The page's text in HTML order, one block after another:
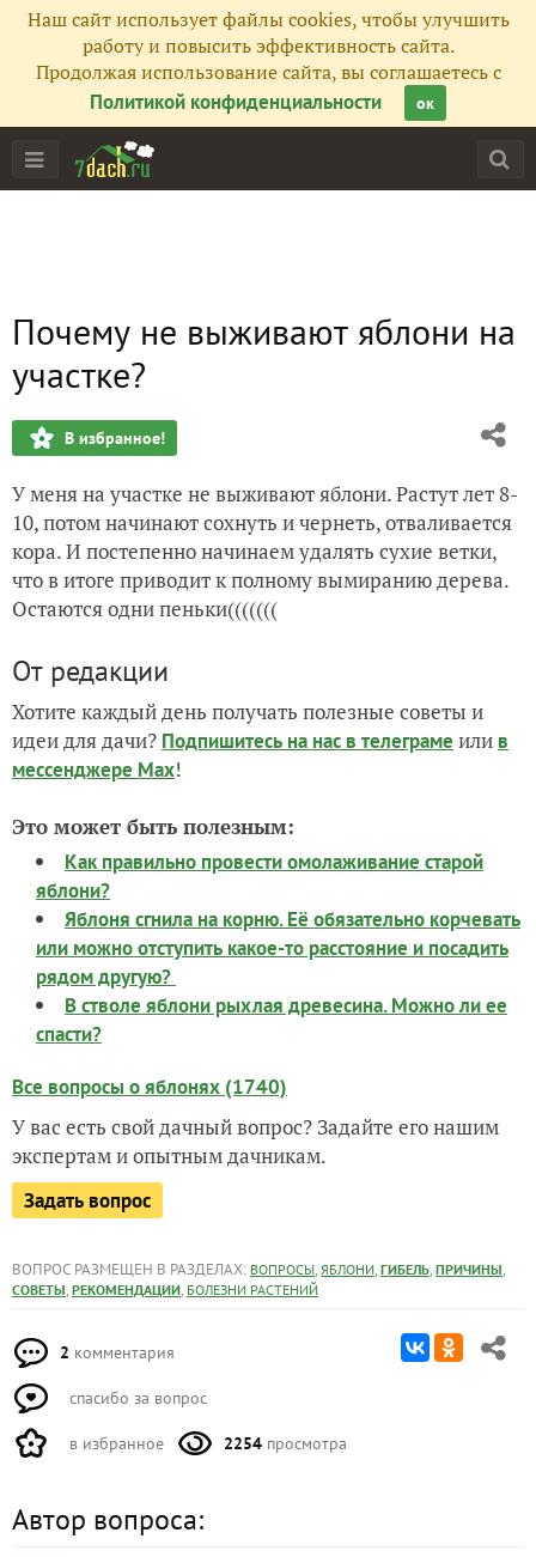
Наш сайт использует файлы cookies, чтобы улучшить
работу и повысить эффективность сайта.
Продолжая использование сайта, вы соглашаетесь с
Политикой конфиденциальности
ок
Почему не выживают яблони на
участке?
В избранное!
У меня на участке не выживают яблони. Растут лет 8-
10, потом начинают сохнуть и чернеть, отваливается
кора. И постепенно начинаем удалять сухие ветки,
что в итоге приводит к полному вымиранию дерева.
Остаются одни пеньки(((((((
От редакции
Хотите каждый день получать полезные советы и
идеи для дачи? Подпишитесь на нас в телеграме или в
мессенджере Max!
Это может быть полезным:
Как правильно провести омолаживание старой
яблони?
Яблоня сгнила на корню. Её обязательно корчевать
или можно отступить какое-то расстояние и посадить
рядом другую?
В стволе яблони рыхлая древесина. Можно ли ее
спасти?
Все вопросы о яблонях (1740)
У вас есть свой дачный вопрос? Задайте его нашим
экспертам и опытным дачникам.
Задать вопрос
ВОПРОС РАЗМЕЩЕН В РАЗДЕЛАХ: ВОПРОСЫ, ЯБЛОНИ, ГИБЕЛЬ, ПРИЧИНЫ,
СОВЕТЫ, РЕКОМЕНДАЦИИ, БОЛЕЗНИ РАСТЕНИЙ
2 комментария
спасибо за вопрос
в избранное 2254 просмотра
Автор вопроса: